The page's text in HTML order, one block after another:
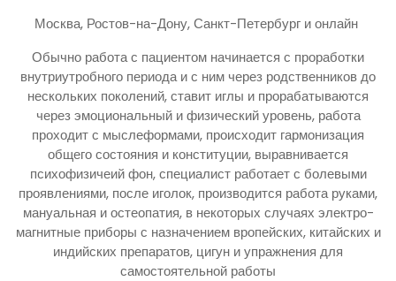
Москва, Ростов-на-Дону, Санкт-Петербург и онлайн
Обычно работа с пациентом начинается с проработки
внутриутробного периода и с ним через родственников до
нескольких поколений, ставит иглы и прорабатываются
через эмоциональный и физический уровень, работа
проходит с мыслеформами, происходит гармонизация
общего состояния и конституции, выравнивается
психофизичеий фон, специалист работает с болевыми
проявлениями, после иголок, производится работа руками,
мануальная и остеопатия, в некоторых случаях электро-
магнитные приборы с назначением вропейских, китайских и
индийских препаратов, цигун и упражнения для
самостоятельной работы